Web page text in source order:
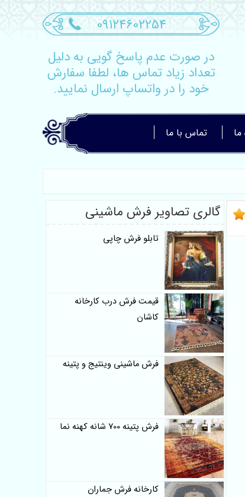
09124602254
در صورت عدم پاسخ گویی به دلیل
تعداد زیاد تماس ها، لطفا سفارش
خود را در واتساپ ارسال نمایید.
ما تماس با ما
گالری تصاویر فرش ماشینی
تابلو فرش چاپی
قیمت فرش درب کارخانه
کاشان
فرش ماشینی وینتیج و پتینه
فرش پتینه 700 شانه کهنه نما
کارخانه فرش جماران